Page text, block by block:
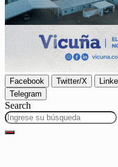
Facebook Twitter/X
Telegram
Search